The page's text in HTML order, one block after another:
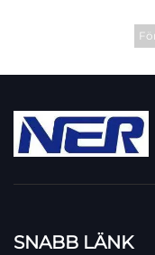
SNABB LÄNK